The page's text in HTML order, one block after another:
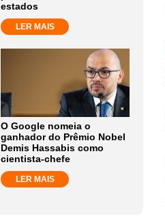
estados
LER MAIS
O Google nomeia o
ganhador do Prêmio Nobel
Demis Hassabis como
cientista-chefe
LER MAIS